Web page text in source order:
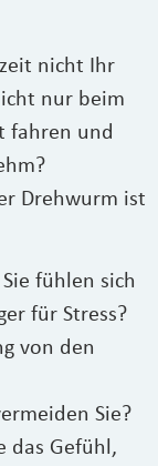
nicht Ihr
nur beim
fahren und
Drehwurm ist
fühlen sich
für Stress?
von den
Sie?
das Gefühl,